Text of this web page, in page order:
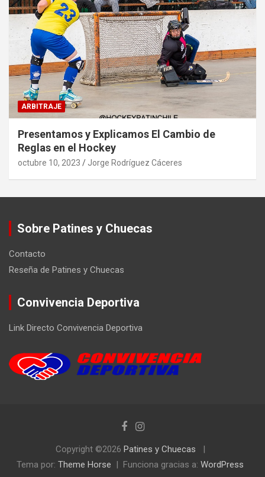
ARBITRAJE
Presentamos y Explicamos El Cambio de
Reglas en el Hockey
octubre 10, 2023 Jorge Rodríguez Cáceres
Sobre Patines y Chuecas
Contacto
Reseña de Patines y Chuecas
Convivencia Deportiva
Link Directo Convivencia Deportiva
Copyright ©2026 Patines y Chuecas
Tema por: Theme Horse Funciona gracias a: WordPress